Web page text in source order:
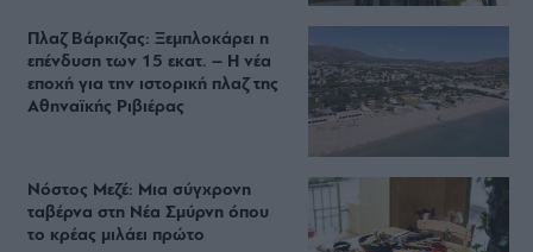
Πλαζ Βάρκιζας: Ξεμπλοκάρει η
επένδυση των 15 εκατ. – Η νέα
εποχή για την ιστορική πλαζ της
Αθηναϊκής Ριβιέρας
Νόστος Μεζέ: Μια σύγχρονη
ταβέρνα στη Νέα Σμύρνη όπου
το κρέας μιλάει πρώτο